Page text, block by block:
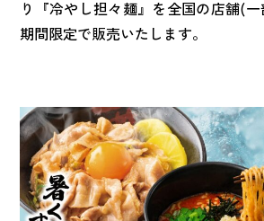
り『冷やし担々麺』を全国の店舗(
期間限定で販売いたします。